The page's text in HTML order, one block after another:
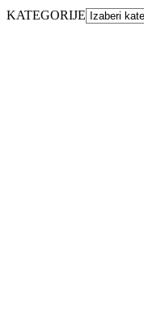
KATEGORIJE